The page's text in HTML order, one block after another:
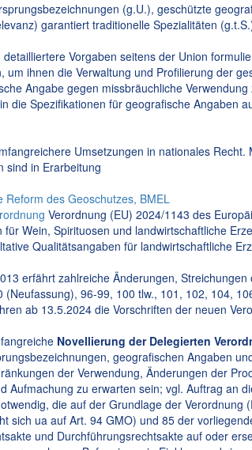
(g.U.), geschützte
garantiert traditionelle Spezialitäten
Vorgaben seitens der Union
um ihnen die Verwaltung und Profilierung der
Angabe gegen missbräuchliche
die Spezifikationen für geografische Angaben
Umsetzungen in nationales
sind in Erarbeitung
Reform des Geoschutzes, BMEL
Verordnung (EU) 2024/1143 des
für Wein, Spirituosen und landwirtschaftliche
Qualitätsangaben für landwirtschaftliche
erfährt zahlreiche Änderungen,
96-99, 100 tlw., 101, 102, 104,
ab 13.5.2024 die Vorschriften der neuen
Novellierung der Delegierten
geografischen Angaben
der Verwendung, Änderungen der
Aufmachung zu erwarten sein; vgl. Auftrag an
die auf der Grundlage der Verordnung
sich ua auf Art. 94 GMO) und 85 der
und Durchführungsrechtsakte auf oder